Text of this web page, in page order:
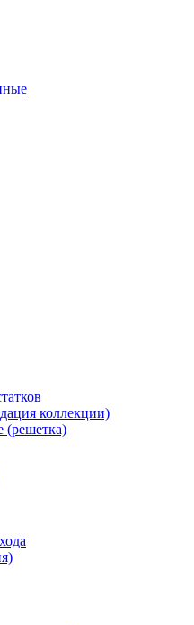
коллекции)
(решетка)